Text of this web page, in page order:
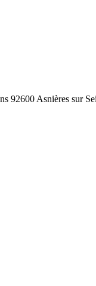
92600 Asnières sur